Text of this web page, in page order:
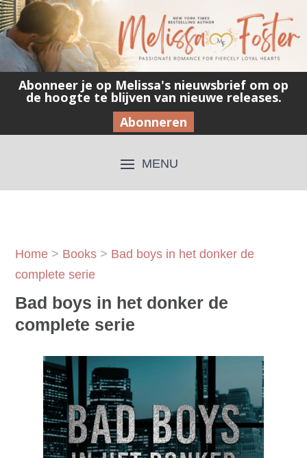
Abonneer je op Melissa's nieuwsbrief om op
de hoogte te blijven van nieuwe releases.
Abonneren
Home > Books > Bad boys in het donker de
complete serie
Bad boys in het donker de
complete serie